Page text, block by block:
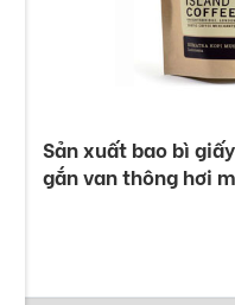
Sản xuất bao bì
gắn van thông hơi